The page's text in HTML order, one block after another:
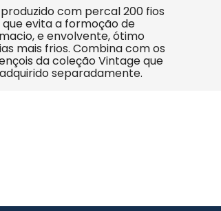
com percal 200 fios
evita a formoção de
e envolvente, ótimo
mais frios. Combina com os
da coleção Vintage que
separadamente.